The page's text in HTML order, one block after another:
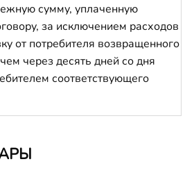
сумму, уплаченную
за исключением расходов
от потребителя возвращенного
через десять дней со дня
соответствующего